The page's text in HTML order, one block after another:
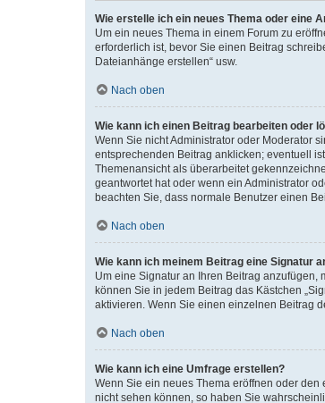
Wie erstelle ich ein neues Thema oder eine
Um ein neues Thema in einem Forum zu
erforderlich ist, bevor Sie einen Beitrag
Dateianhänge erstellen“ usw.
Nach oben
Wie kann ich einen Beitrag bearbeiten oder
Wenn Sie nicht Administrator oder Moderator
entsprechenden Beitrag anklicken; eventuell
Themenansicht als überarbeitet
geantwortet hat oder wenn ein Administrator
beachten Sie, dass normale Benutzer einen
Nach oben
Wie kann ich meinem Beitrag eine Signatur
Um eine Signatur an Ihren Beitrag
können Sie in jedem Beitrag das Kästchen
aktivieren. Wenn Sie einen einzelnen Beitrag
Nach oben
Wie kann ich eine Umfrage erstellen?
Wenn Sie ein neues Thema eröffnen oder
nicht sehen können, so haben Sie